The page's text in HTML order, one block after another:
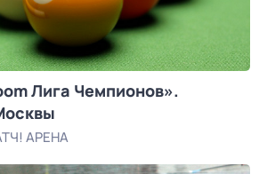
Лига Чемпионов».
АРЕНА